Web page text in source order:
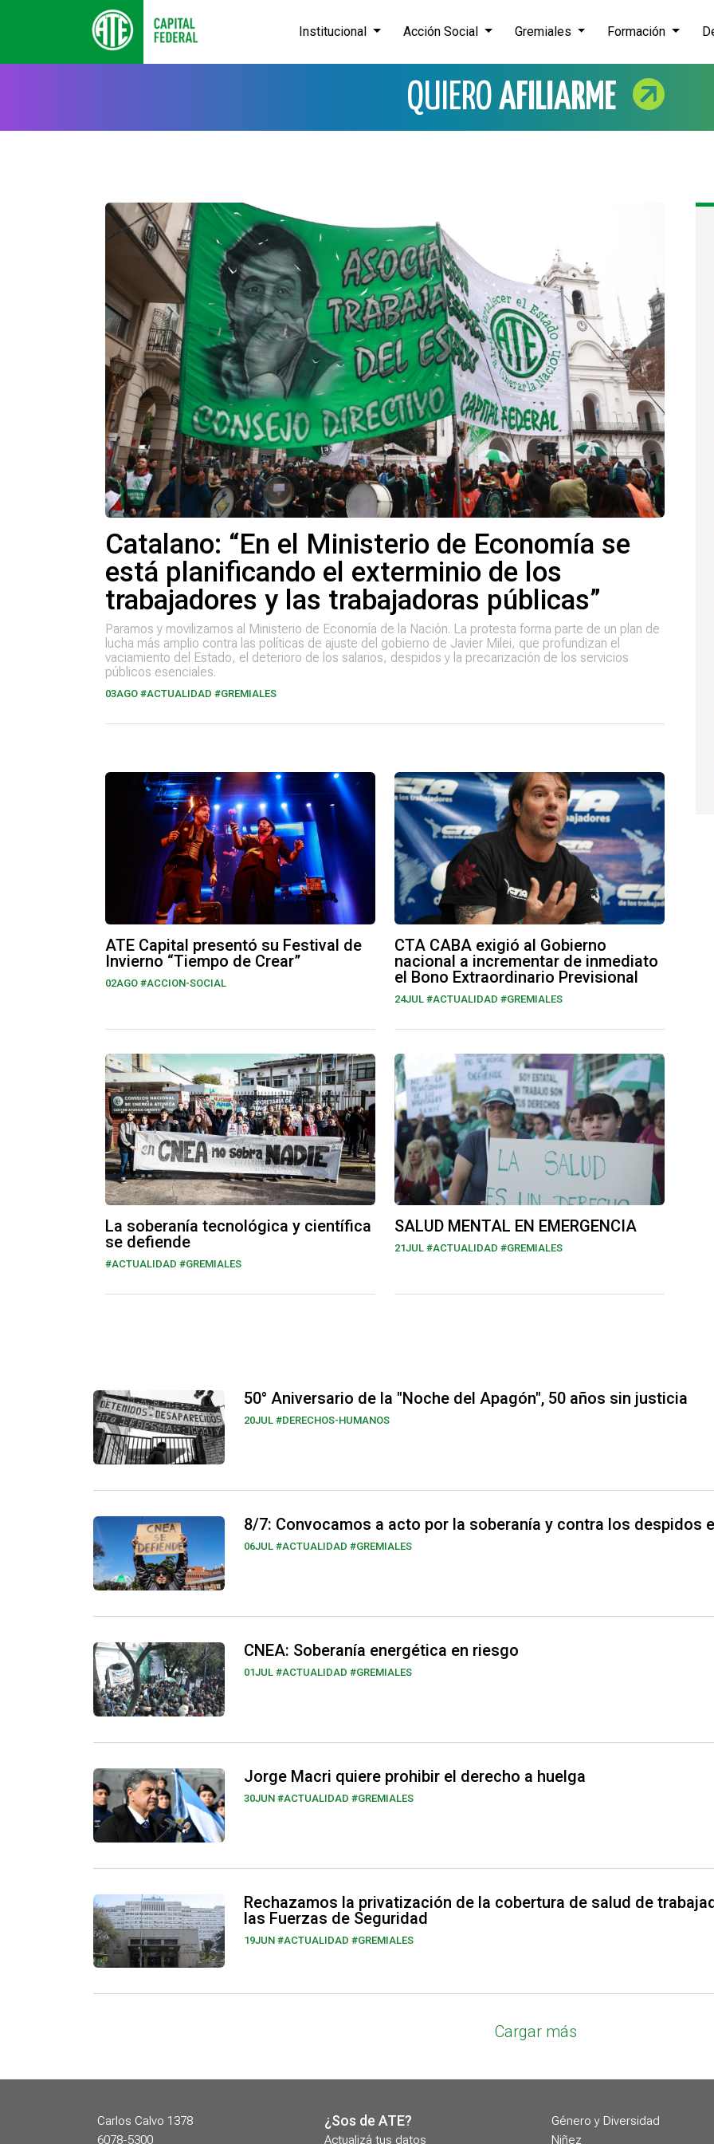
Institucional Acción Social Gremiales Formación
QUIEROAFILIARME
Catalano: “En el Ministerio de Economía se
está planificando el exterminio de los
trabajadores y las trabajadoras públicas”
Paramos y movilizamos al Ministerio de Economía de la Nación. La protesta forma parte de un plan de
lucha más amplio contra las políticas de ajuste del gobierno de Javier Milei, que profundizan el
vaciamiento del Estado, el deterioro de los salarios, despidos y la precarización de los servicios
públicos esenciales.
03AGO #ACTUALIDAD #GREMIALES
ATE Capital presentó su Festival de
Invierno “Tiempo de Crear”
02AGO #ACCION-SOCIAL
CTA CABA exigió al Gobierno
nacional a incrementar de inmediato
el Bono Extraordinario Previsional
24JUL #ACTUALIDAD #GREMIALES
La soberanía tecnológica y científica
se defiende
#ACTUALIDAD #GREMIALES
SALUD MENTAL EN EMERGENCIA
21JUL #ACTUALIDAD #GREMIALES
50° Aniversario de la "Noche del Apagón", 50 años sin justicia
20JUL #DERECHOS-HUMANOS
8/7: Convocamos a acto por la soberanía y contra los despidos
06JUL #ACTUALIDAD #GREMIALES
CNEA: Soberanía energética en riesgo
01JUL #ACTUALIDAD #GREMIALES
Jorge Macri quiere prohibir el derecho a huelga
30JUN #ACTUALIDAD #GREMIALES
Rechazamos la privatización de la cobertura de salud de
las Fuerzas de Seguridad
19JUN #ACTUALIDAD #GREMIALES
Cargar más
Carlos Calvo 1378
6078-5300
¿Sos de ATE?
Actualizá tus datos
Género y Diversidad
Niñez